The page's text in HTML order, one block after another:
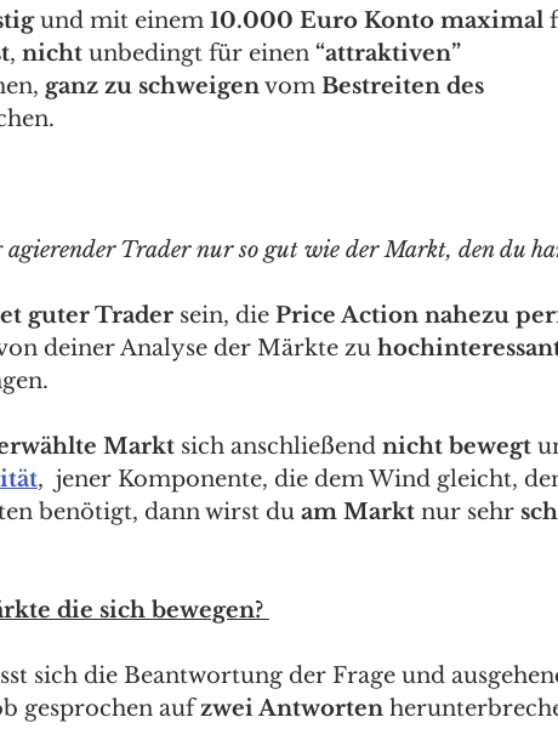
und mit einem 10.000 Euro Konto maximal
, nicht unbedingt für einen “attraktiven”
ganz zu schweigen vom Bestreiten des
Trader nur so gut wie der Markt, den du
guter Trader sein, die Price Action nahezu
deiner Analyse der Märkte zu
Markt sich anschließend nicht bewegt
,  jener Komponente, die dem Wind gleicht,
benötigt, dann wirst du am Markt nur sehr
die sich bewegen?
sich die Beantwortung der Frage und
gesprochen auf zwei Antworten